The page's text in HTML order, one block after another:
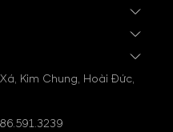
Kim Chung, Hoài Đức,